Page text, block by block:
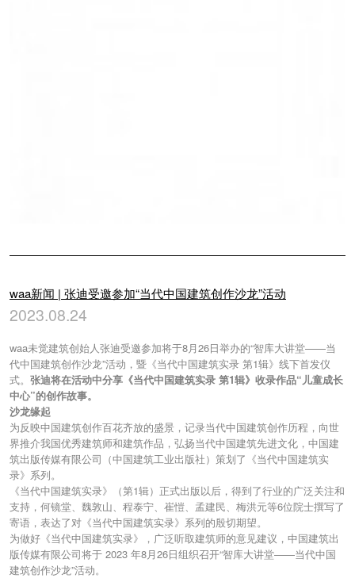
waa新闻 | 张迪受邀参加“当代中国建筑创作沙龙”活动
2023.08.24
waa未觉建筑创始人张迪受邀参加将于8月26日举办的“智库大讲堂——当
代中国建筑创作沙龙”活动，暨《当代中国建筑实录 第1辑》线下首发仪
式。 张迪将在活动中分享 《当代中国建筑实录 第1辑》收录作品“儿童成长
中心”的创作故事。
沙龙缘起
为反映中国建筑创作百花齐放的盛景，记录当代中国建筑创作历程，向世
界推介我国优秀建筑师和建筑作品，弘扬当代中国建筑先进文化，中国建
筑出版传媒有限公司（中国建筑工业出版社）策划了《当代中国建筑实
录》系列。
《当代中国建筑实录》（第1辑）正式出版以后，得到了行业的广泛关注和
支持，何镜堂、魏敦山、程泰宁、崔愷、孟建民、梅洪元等6位院士撰写了
寄语，表达了对《当代中国建筑实录》系列的殷切期望。
为做好《当代中国建筑实录》，广泛听取建筑师的意见建议，中国建筑出
版传媒有限公司将于 2023 年8月26日组织召开“智库大讲堂——当代中国
建筑创作沙龙”活动。